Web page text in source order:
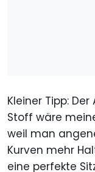
Kleiner Tipp:
Stoff wäre
weil man
Kurven mehr
eine perfekte